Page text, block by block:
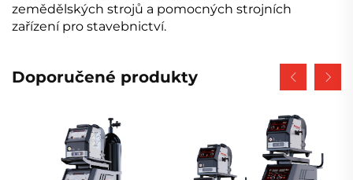
zemědělských strojů a pomocných strojních
zařízení pro stavebnictví.
Doporučené produkty